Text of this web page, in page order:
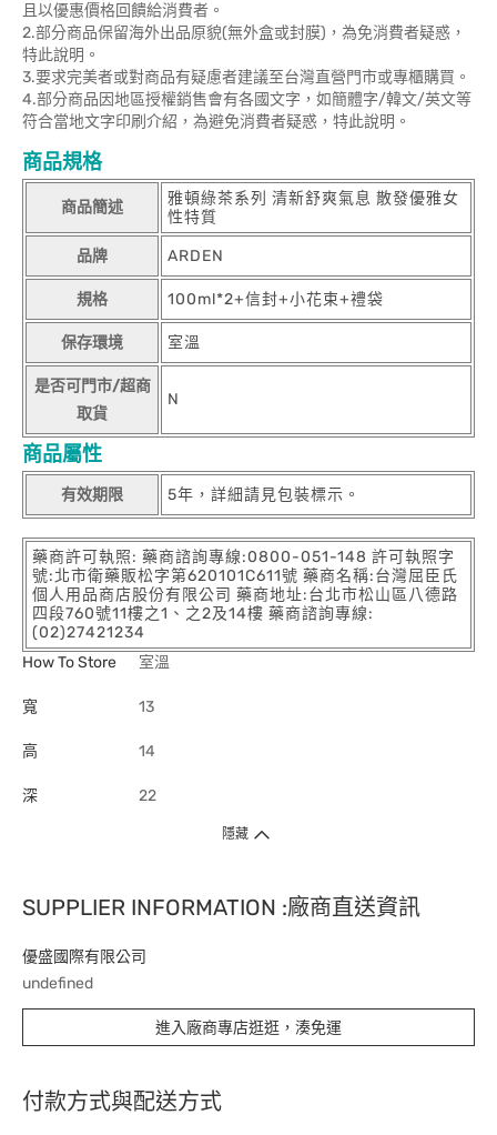
且以優惠價格回饋給消費者。
2.部分商品保留海外出品原貌(無外盒或封膜)，為免消費者疑惑，
特此說明。
3.要求完美者或對商品有疑慮者建議至台灣直營門市或專櫃購買。
4.部分商品因地區授權銷售會有各國文字，如簡體字/韓文/英文等
符合當地文字印刷介紹，為避免消費者疑惑，特此說明。
商品規格
商品簡述
雅頓綠茶系列 清新舒爽氣息 散發優雅女
性特質
品牌 ARDEN
規格 100ml*2+信封+小花束+禮袋
保存環境 室溫
是否可門市/超商
取貨
N
商品屬性
有效期限 5年，詳細請見包裝標示。
藥商許可執照: 藥商諮詢專線:0800-051-148 許可執照字
號:北市衛藥販松字第620101C611號 藥商名稱:台灣屈臣氏
個人用品商店股份有限公司 藥商地址:台北市松山區八德路
四段760號11樓之1、之2及14樓 藥商諮詢專線:
(02)27421234
How To Store
室溫
寬 13
高 14
深 22
隱藏
SUPPLIER INFORMATION :廠商直送資訊
優盛國際有限公司
undefined
進入廠商專店逛逛，湊免運
付款方式與配送方式